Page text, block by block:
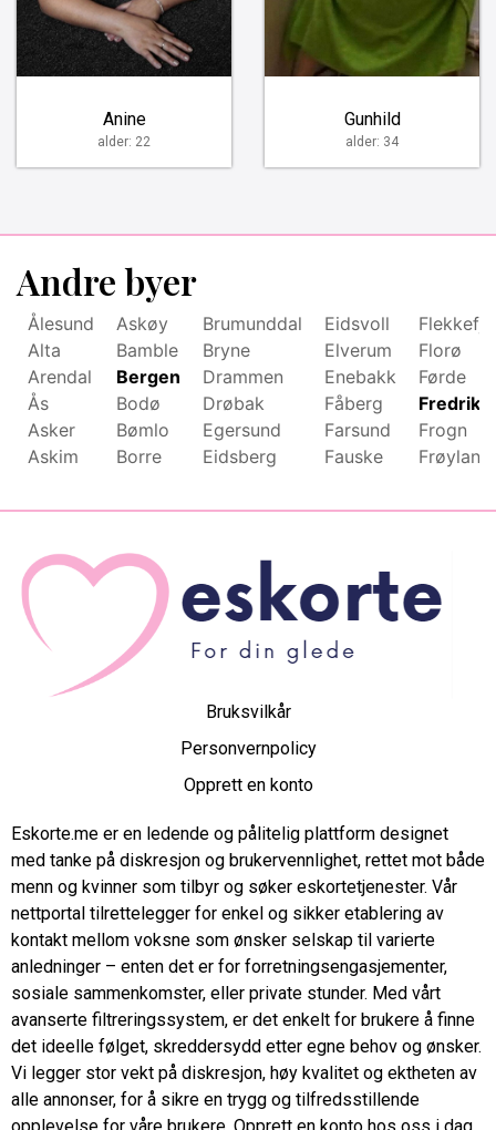
Anine
alder: 22
Gunhild
alder: 34
Andre byer
Ålesund
Alta
Arendal
Ås
Asker
Askim
Askøy
Bamble
Bergen
Bodø
Bømlo
Borre
Brumunddal
Bryne
Drammen
Drøbak
Egersund
Eidsberg
Eidsvoll
Elverum
Enebakk
Fåberg
Farsund
Fauske
Florø
Førde
Frogn
Frøyland
Bruksvilkår
Personvernpolicy
Opprett en konto
Eskorte.me er en ledende og pålitelig plattform designet
med tanke på diskresjon og brukervennlighet, rettet mot både
menn og kvinner som tilbyr og søker eskortetjenester. Vår
nettportal tilrettelegger for enkel og sikker etablering av
kontakt mellom voksne som ønsker selskap til varierte
anledninger – enten det er for forretningsengasjementer,
sosiale sammenkomster, eller private stunder. Med vårt
avanserte filtreringssystem, er det enkelt for brukere å finne
det ideelle følget, skreddersydd etter egne behov og ønsker.
Vi legger stor vekt på diskresjon, høy kvalitet og ektheten av
alle annonser, for å sikre en trygg og tilfredsstillende